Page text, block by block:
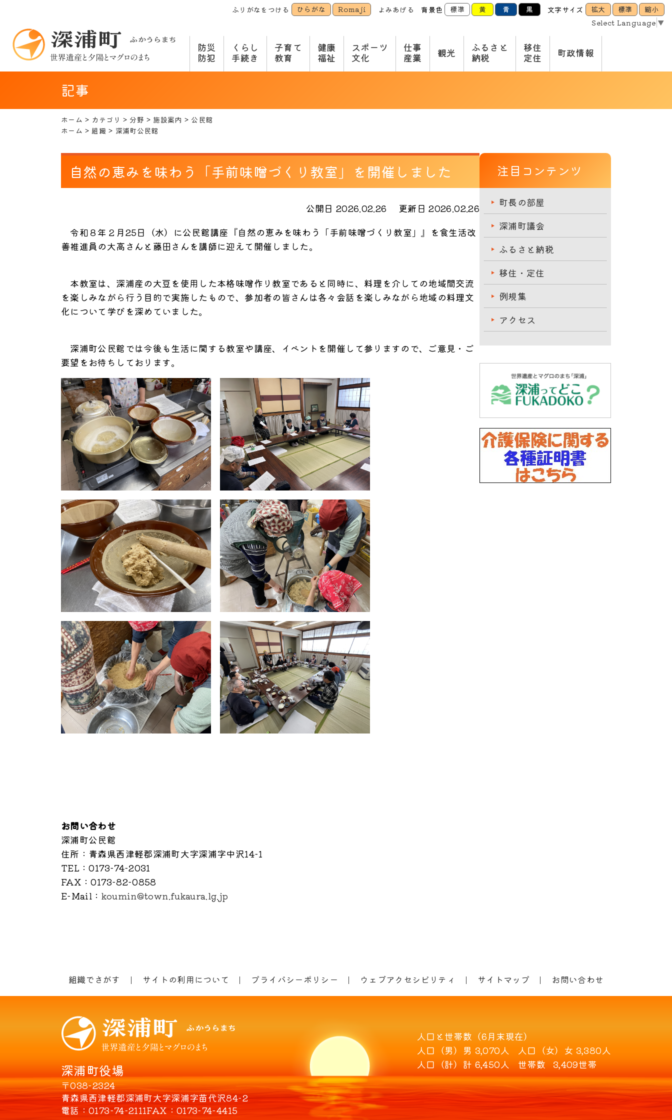
ふりがなをつける ひらがな Romaji よみあげる 背景色 標準 黄 青 黒 文字サイズ 拡大 標準
縮小
Select Language ▼
防災
防犯
くらし
手続き
子育て
教育
健康
福祉
スポーツ
文化
仕事
産業
観光
ふるさと
納税
移住
定住
町政情報
記事
ホーム カテゴリ 分野 施設案内
公民館
ホーム
組織 深浦町公民館
自然の恵みを味わう「手前味噌づくり教室」を開催しました
公開日 2026.02.26
更新日 2026.02.26
令和８年２月25日（水）に公民館講座『自然の恵みを味わう「手前味噌づくり教室」』を食生活改
善推進員の大高さんと藤田さんを講師に迎えて開催しました。
本教室は、深浦産の大豆を使用した本格味噌作り教室であると同時に、料理を介しての地域間交流
を楽しみながら行う目的で実施したもので、参加者の皆さんは各々会話を楽しみながら地域の料理文
化について学びを深めていました。
深浦町公民館では今後も生活に関する教室や講座、イベントを開催して参りますので、ご意見・ご
要望をお待ちしております。
お問い合わせ
深浦町公民館
住所 ：青森県西津軽郡深浦町大字深浦字中沢14-1
TEL ：0173-74-2031
FAX ：0173-82-0858
E-Mail ： koumin@town.fukaura.lg.jp
注目コンテンツ
町長の部屋
深浦町議会
ふるさと納税
移住・定住
例規集
アクセス
組織でさがす サイトの利用について プライバシーポリシー ウェブアクセシビリティ サイトマップ お問い合わせ
深浦町役場
〒038-2324
青森県西津軽郡深浦町大字深浦字苗代沢84-2
電話
0173-74-2111FAX 0173-74-4415
人口と世帯数（6月末現在）
人口（男） 男 3,070人 人口（女） 女 3,380人
人口（計） 計 6,450人 世帯数 3,409世帯